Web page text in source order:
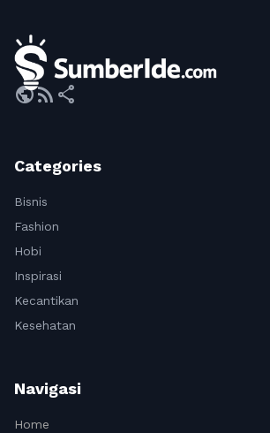
publicrss_feed share
Categories
Bisnis
Fashion
Hobi
Inspirasi
Kecantikan
Kesehatan
Navigasi
Home